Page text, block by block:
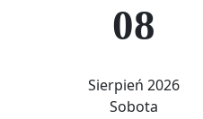
08
Sierpień 2026
Sobota